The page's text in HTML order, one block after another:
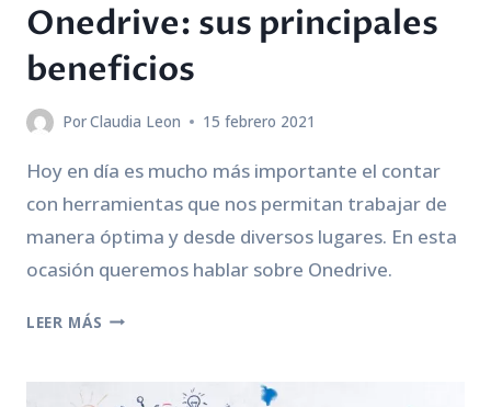
Onedrive: sus principales
beneficios
PorClaudia Leon 15 febrero 2021
Hoy en día es mucho más importante el contar
con herramientas que nos permitan trabajar de
manera óptima y desde diversos lugares. En esta
ocasión queremos hablar sobre Onedrive.
LEER MÁS ONEDRIVE:
BENEFICIOS